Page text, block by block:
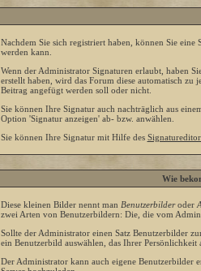
Nachdem Sie sich registriert haben, können Sie
werden kann.
Wenn der Administrator Signaturen erlaubt, haben
erstellt haben, wird das Forum diese automatisch
Beitrag angefügt werden soll oder nicht.
Sie können Ihre Signatur auch nachträglich aus
Option 'Signatur anzeigen' ab- bzw. anwählen.
Sie können Ihre Signatur mit Hilfe des
Wie
Diese kleinen Bilder nennt man Benutzerbilderoder
zwei Arten von Benutzerbildern: Die, die vom
Sollte der Administrator einen Satz Benutzerbilder
ein Benutzerbild auswählen, das Ihrer Persönlichkeit
Der Administrator kann auch eigene Benutzerbilder